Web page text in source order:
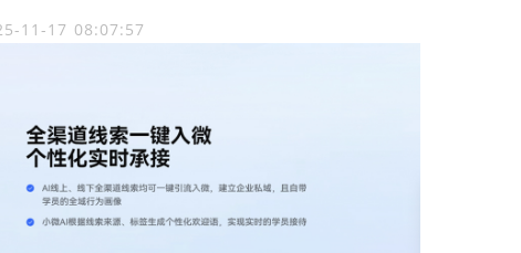
11-17 08:07:57